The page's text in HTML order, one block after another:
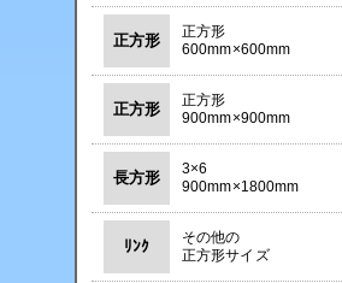
正方形
正方形
600mm×600mm
正方形
正方形
900mm×900mm
長方形
3×6
900mm×1800mm
ﾘﾝｸ
その他の
正方形サイズ